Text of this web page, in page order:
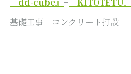
基礎工事 コンクリート打設